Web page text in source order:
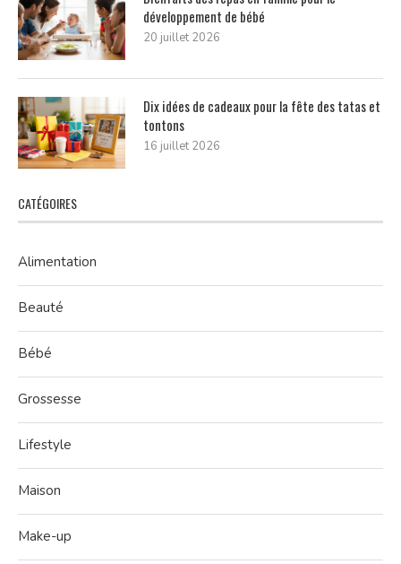
développement de bébé
20 juillet 2026
Dix idées de cadeaux pour la fête des tatas et
tontons
16 juillet 2026
CATÉGOIRES
Alimentation
Beauté
Bébé
Grossesse
Lifestyle
Maison
Make-up